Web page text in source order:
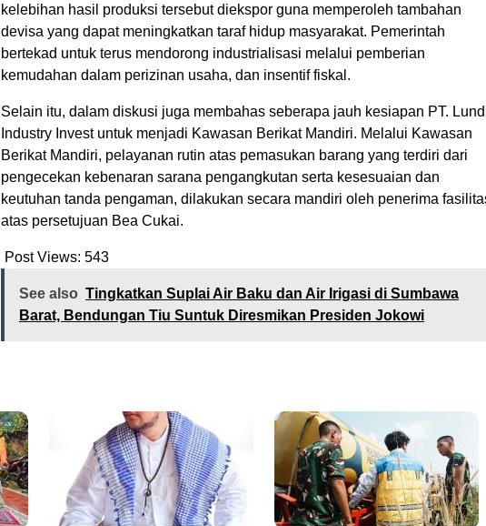
kelebihan hasil produksi tersebut diekspor guna memperoleh tambahan
devisa yang dapat meningkatkan taraf hidup masyarakat. Pemerintah
bertekad untuk terus mendorong industrialisasi melalui pemberian
kemudahan dalam perizinan usaha, dan insentif fiskal.
Selain itu, dalam diskusi juga membahas seberapa jauh kesiapan PT.
Industry Invest untuk menjadi Kawasan Berikat Mandiri. Melalui Kawasan
Berikat Mandiri, pelayanan rutin atas pemasukan barang yang terdiri dari
pengecekan kebenaran sarana pengangkutan serta kesesuaian dan
keutuhan tanda pengaman, dilakukan secara mandiri oleh penerima
atas persetujuan Bea Cukai.
Post Views: 543
See also Tingkatkan Suplai Air Baku dan Air Irigasi di Sumbawa
Barat, Bendungan Tiu Suntuk Diresmikan Presiden Jokowi